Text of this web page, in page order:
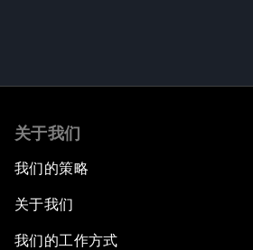
关于我们
我们的策略
关于我们
我们的工作方式